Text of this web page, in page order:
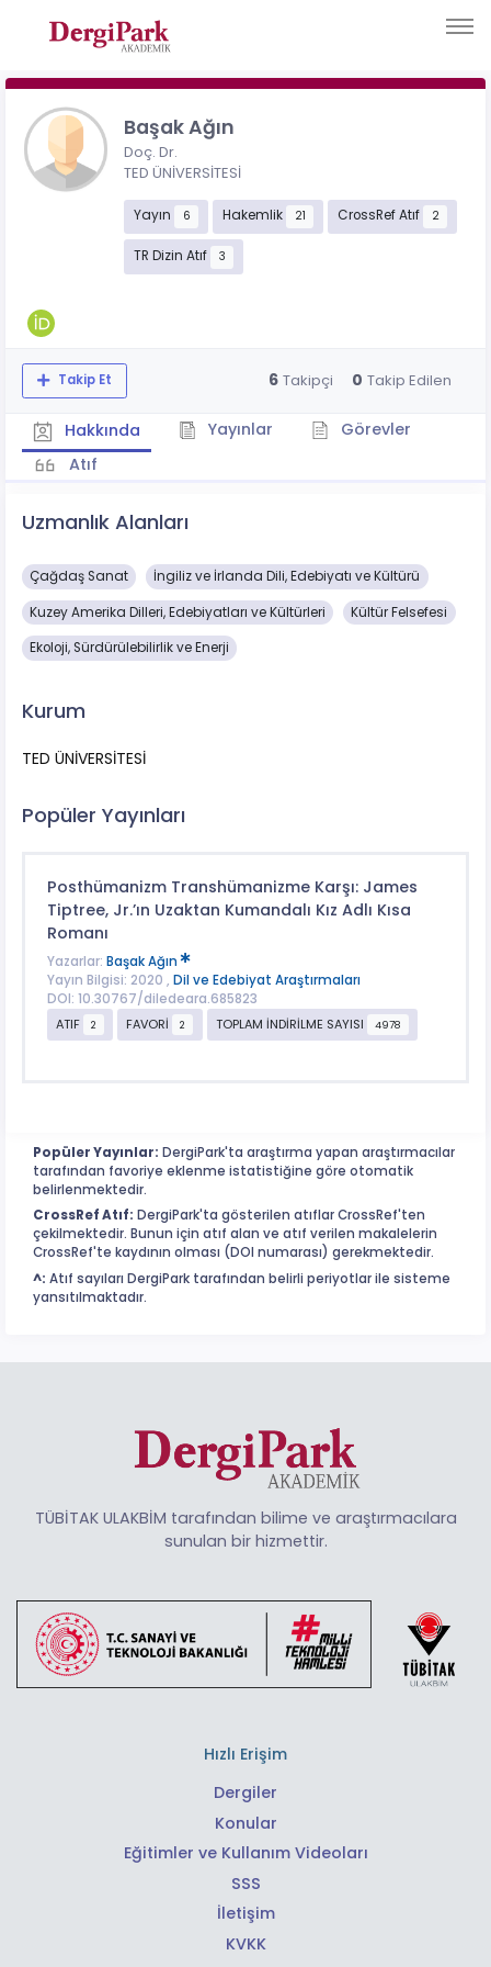
Başak Ağın
Doç. Dr.
TED ÜNİVERSİTESİ
Yayın 6 Hakemlik 21 CrossRef Atıf 2
TR Dizin Atıf 3
Takip Et 6 Takipçi 0 Takip Edilen
Hakkında Yayınlar
Görevler
Atıf
Uzmanlık Alanları
Çağdaş Sanat İngiliz ve İrlanda Dili, Edebiyatı ve Kültürü
Kuzey Amerika Dilleri, Edebiyatları ve Kültürleri Kültür Felsefesi
Ekoloji, Sürdürülebilirlik ve Enerji
Kurum
TED ÜNİVERSİTESİ
Popüler Yayınları
Posthümanizm Transhümanizme Karşı: James
Tiptree, Jr.’ın Uzaktan Kumandalı Kız Adlı Kısa
Romanı
Yazarlar: Başak Ağın
Yayın Bilgisi: 2020 , Dil ve Edebiyat Araştırmaları
DOI: 10.30767/diledeara.685823
ATIF
2 FAVORİ 2 TOPLAM İNDİRİLME SAYISI 4978
Popüler Yayınlar: DergiPark'ta araştırma yapan araştırmacılar
tarafından favoriye eklenme istatistiğine göre otomatik
belirlenmektedir.
CrossRef Atıf: DergiPark'ta gösterilen atıflar CrossRef'ten
çekilmektedir. Bunun için atıf alan ve atıf verilen makalelerin
CrossRef'te kaydının olması (DOI numarası) gerekmektedir.
^: Atıf sayıları DergiPark tarafından belirli periyotlar ile sisteme
yansıtılmaktadır.
TÜBİTAK ULAKBİM tarafından bilime ve araştırmacılara
sunulan bir hizmettir.
Hızlı Erişim
Dergiler
Konular
Eğitimler ve Kullanım Videoları
SSS
İletişim
KVKK